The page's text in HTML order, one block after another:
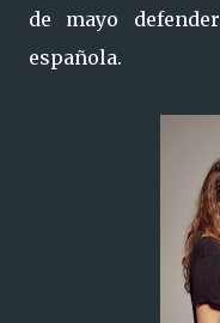
de mayo
española.